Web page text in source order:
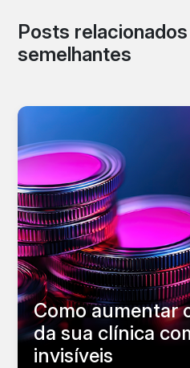
Posts
semelhantes
Como aumentar
da sua clínica
invisíveis